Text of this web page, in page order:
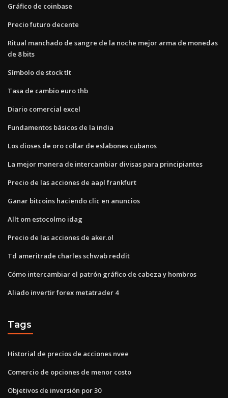
Gráfico de coinbase
Precio futuro decente
Ritual manchado de sangre de la noche mejor arma de monedas
de 8 bits
Símbolo de stock tlt
Tasa de cambio euro thb
Diario comercial excel
Fundamentos básicos de la india
Los dioses de oro collar de eslabones cubanos
La mejor manera de intercambiar divisas para principiantes
Precio de las acciones de aapl frankfurt
Ganar bitcoins haciendo clic en anuncios
Allt om estocolmo idag
Precio de las acciones de aker.ol
Td ameritrade charles schwab reddit
Cómo intercambiar el patrón gráfico de cabeza y hombros
Aliado invertir forex metatrader 4
Tags
Historial de precios de acciones nvee
Comercio de opciones de menor costo
Objetivos de inversión por 30